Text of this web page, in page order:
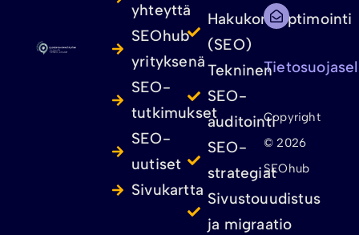
yhteyttä
SEOhub
yrityksenä
SEO-
tutkimukset
SEO-
uutiset
Sivukartta
Hakukoneoptimointi
(SEO)
Tekninen
SEO-
auditointi
SEO-
strategiat
Sivustouudistus
ja migraatio
Copyright
© 2026
SEOhub